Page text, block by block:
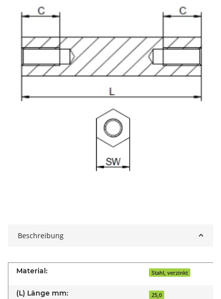
Beschreibung
Material: Stahl, verzinkt
(L) Länge mm: 25,0